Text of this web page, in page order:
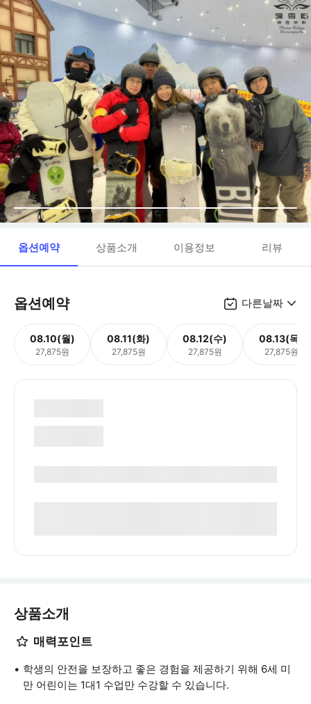
옵션예약 상품소개 이용정보 리뷰
옵션예약 다른날짜
08.10(월)
27,875원
08.11(화)
27,875원
08.12(수)
27,875원
08.13(목)
27,875원
상품소개
매력포인트
학생의 안전을 보장하고 좋은 경험을 제공하기 위해 6세 미
만 어린이는 1대1 수업만 수강할 수 있습니다.